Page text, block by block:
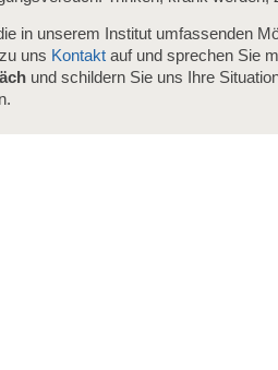
in unserem Institut umfassenden
uns Kontaktauf und sprechen Sie
und schildern Sie uns Ihre